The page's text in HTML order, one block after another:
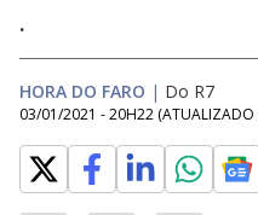
.
HORA DO FARO | Do R7
03/01/2021 - 20H22 (ATUALIZADO